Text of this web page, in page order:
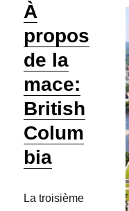
À
propos
de la
mace:
British
Colum
bia
La troisième